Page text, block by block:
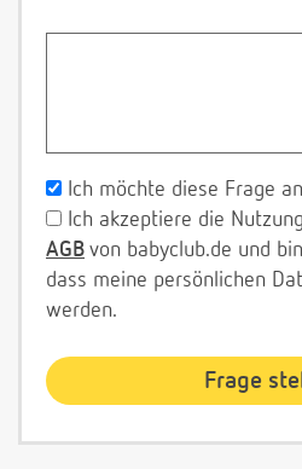
Ich möchte diese Frage
Ich akzeptiere die
AGB von babyclub.de und
dass meine persönlichen
werden.